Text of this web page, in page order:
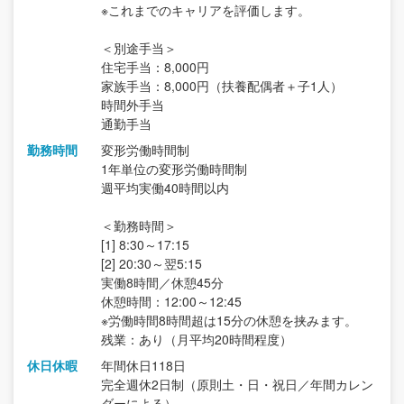
※これまでのキャリアを評価します。
＜別途手当＞
住宅手当：8,000円
家族手当：8,000円（扶養配偶者＋子1人）
時間外手当
通勤手当
勤務時間
変形労働時間制
1年単位の変形労働時間制
週平均実働40時間以内
＜勤務時間＞
[1] 8:30～17:15
[2] 20:30～翌5:15
実働8時間／休憩45分
休憩時間：12:00～12:45
※労働時間8時間超は15分の休憩を挟みます。
残業：あり（月平均20時間程度）
休日休暇
年間休日118日
完全週休2日制（原則土・日・祝日／年間カレン